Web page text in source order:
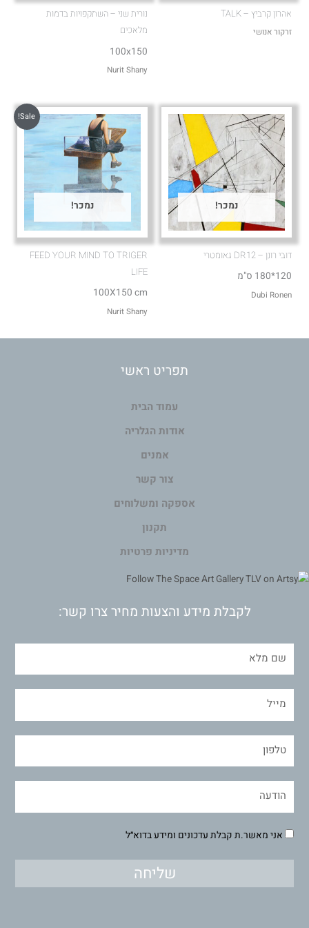
אהרון קרביץ – TALK
זרקור אנושי
נורית שני – השתקפויות בדמות
מלאכים
100x150
Nurit Shany
נמכר!
דובי רונן – DR12 גאומטרי
120*180 ס"מ
Dubi Ronen
Sale!
נמכר!
FEED YOUR MIND TO TRIGER
LIFE
100X150 cm
Nurit Shany
תפריט ראשי
עמוד הבית
אודות הגלריה
אמנים
צור קשר
אספקה ומשלוחים
תקנון
מדיניות פרטיות
לקבלת מידע והצעות מחיר צרו קשר:
אני מאשר.ת קבלת עדכונים ומידע בדוא״ל
שליחה